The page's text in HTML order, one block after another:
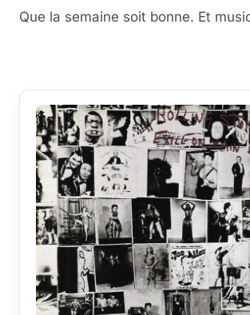
Que la semaine soit bonne. Et